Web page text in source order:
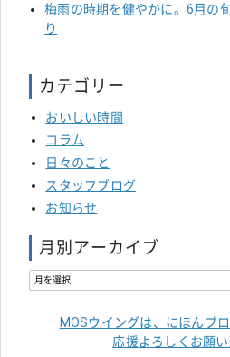
梅雨の時期を健やかに。6月の
り
カテゴリー
おいしい時間
コラム
日々のこと
スタッフブログ
お知らせ
月別アーカイブ
MOSウイングは、にほんブ
応援よろしくお願い